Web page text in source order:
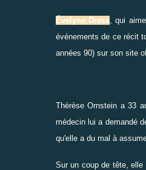
Évelyne Dress , qui
événements de ce récit
années 90) sur son site
Thérèse Ornstein a 33
médecin lui a demandé
qu'elle a du mal à
Sur un coup de tête, elle